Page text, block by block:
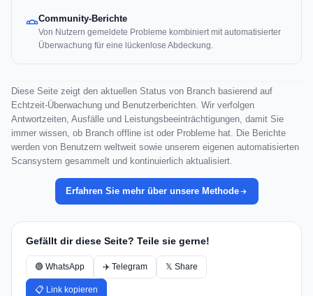
Community-Berichte
Von Nutzern gemeldete Probleme kombiniert mit automatisierter
Überwachung für eine lückenlose Abdeckung.
Diese Seite zeigt den aktuellen Status von Branch basierend auf
Echtzeit-Überwachung und Benutzerberichten. Wir verfolgen
Antwortzeiten, Ausfälle und Leistungsbeeinträchtigungen, damit Sie
immer wissen, ob Branch offline ist oder Probleme hat. Die Berichte
werden von Benutzern weltweit sowie unserem eigenen automatisierten
Scansystem gesammelt und kontinuierlich aktualisiert.
Erfahren Sie mehr über unsere Methode
Gefällt dir diese Seite? Teile sie gerne!
🟢 WhatsApp ✈️ Telegram 𝕏 Share
📋 Link kopieren